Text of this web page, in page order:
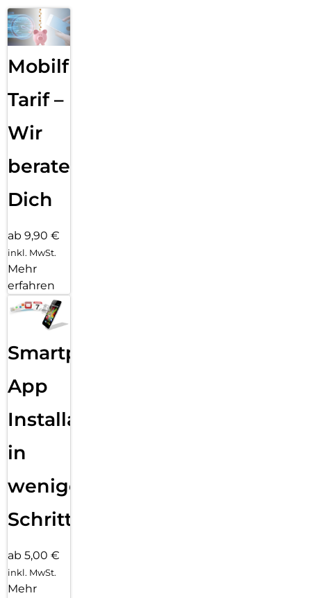
Mobilfunk
Tarif –
Wir
beraten
Dich
ab 9,90 €
inkl. MwSt.
Mehr
erfahren
Smartphone
App
Installation
in
wenigen
Schritten
ab 5,00 €
inkl. MwSt.
Mehr